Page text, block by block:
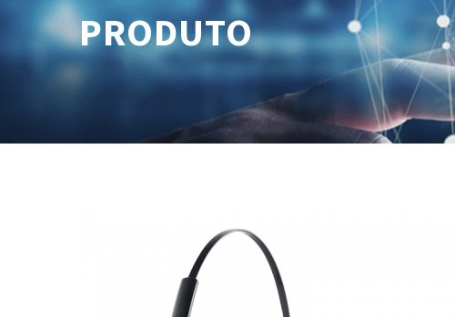
PRODUTO